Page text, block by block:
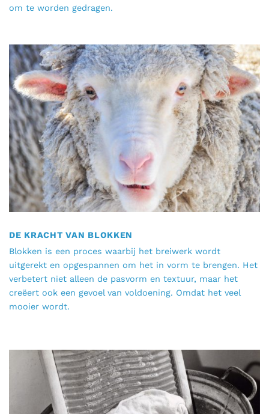
om te worden gedragen.
DE KRACHT VAN BLOKKEN
Blokken is een proces waarbij het breiwerk wordt
uitgerekt en opgespannen om het in vorm te brengen. Het
verbetert niet alleen de pasvorm en textuur, maar het
creëert ook een gevoel van voldoening. Omdat het veel
mooier wordt.